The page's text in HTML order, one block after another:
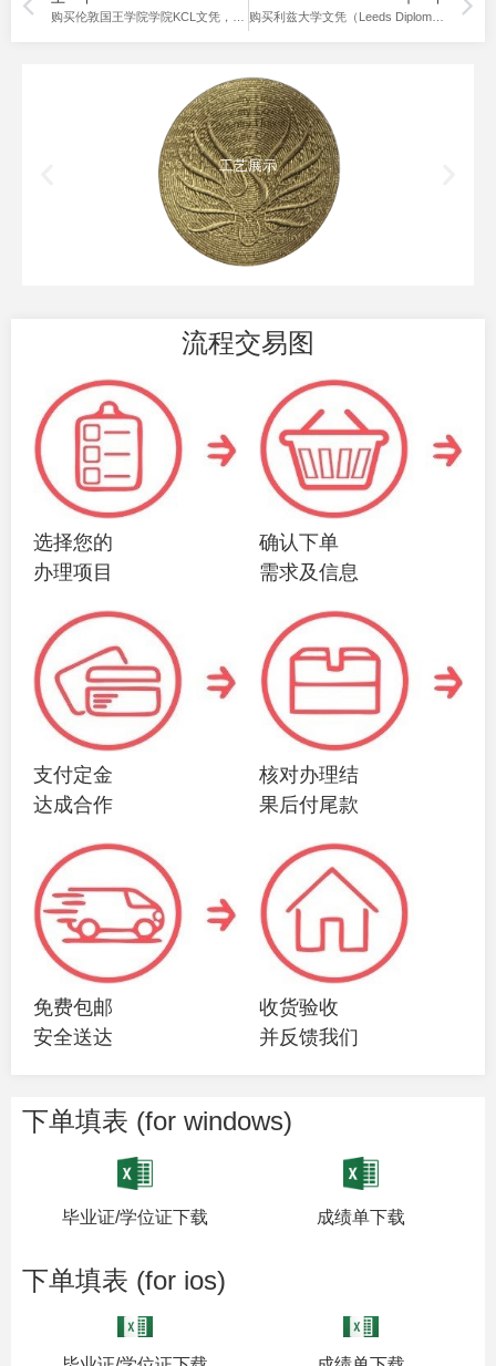
购买利兹大学文凭（Leeds Diploma），立刻告别不愉快的留学生活。
工艺展示
流程交易图
选择您的
办理项目
确认下单
需求及信息
支付定金
达成合作
核对办理结
果后付尾款
免费包邮
安全送达
收货验收
并反馈我们
下单填表 (for windows)
毕业证/学位证下载 成绩单下载
下单填表 (for ios)